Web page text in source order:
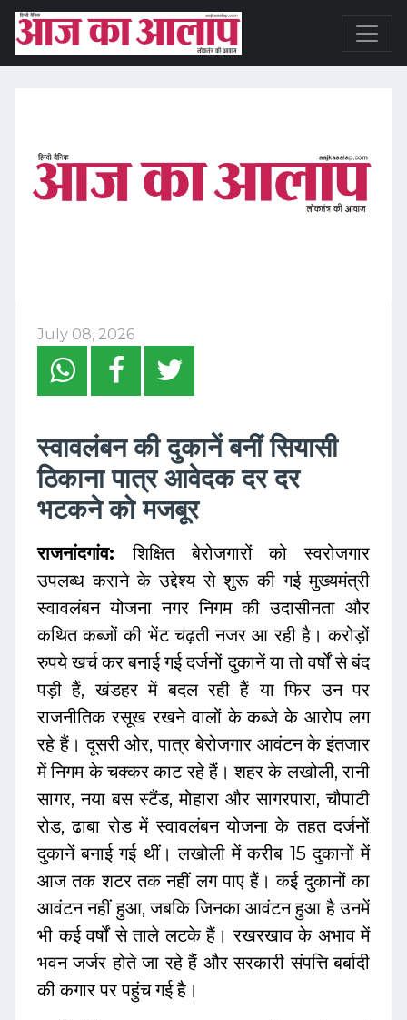
July 08, 2026
स्वावलंबन की दुकानें बनीं सियासी
ठिकाना पात्र आवेदक दर दर
भटकने को मजबूर
राजनांदगांव:शिक्षित बेरोजगारों को स्वरोजगार
उपलब्ध कराने के उद्देश्य से शुरू की गई मुख्यमंत्री
स्वावलंबन योजना नगर निगम की उदासीनता और
कथित कब्जों की भेंट चढ़ती नजर आ रही है। करोड़ों
रुपये खर्च कर बनाई गई दर्जनों दुकानें या तो वर्षों से बंद
पड़ी हैं, खंडहर में बदल रही हैं या फिर उन पर
राजनीतिक रसूख रखने वालों के कब्जे के आरोप लग
रहे हैं। दूसरी ओर, पात्र बेरोजगार आवंटन के इंतजार
में निगम के चक्कर काट रहे हैं। शहर के लखोली, रानी
सागर, नया बस स्टैंड, मोहारा और सागरपारा, चौपाटी
रोड, ढाबा रोड में स्वावलंबन योजना के तहत दर्जनों
दुकानें बनाई गई थीं। लखोली में करीब 15 दुकानों में
आज तक शटर तक नहीं लग पाए हैं। कई दुकानों का
आवंटन नहीं हुआ, जबकि जिनका आवंटन हुआ है उनमें
भी कई वर्षों से ताले लटके हैं। रखरखाव के अभाव में
भवन जर्जर होते जा रहे हैं और सरकारी संपत्ति बर्बादी
की कगार पर पहुंच गई है।